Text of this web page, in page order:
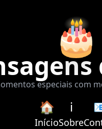
🎂
especiais com
🏠
Início
ℹ️
Sobre